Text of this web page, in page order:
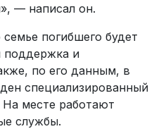
— написал он.
погибшего будет
поддержка и
по его данным, в
специализированный
месте работают
службы.